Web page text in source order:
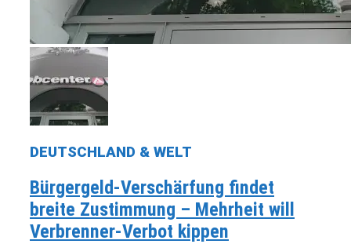
DEUTSCHLAND & WELT
Bürgergeld-Verschärfung findet
breite Zustimmung – Mehrheit will
Verbrenner-Verbot kippen